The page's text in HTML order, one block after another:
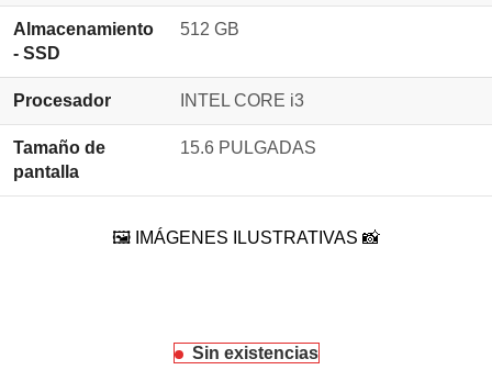
Almacenamiento
- SSD
512 GB
Procesador INTEL CORE i3
Tamaño de
pantalla
15.6 PULGADAS
🖼️ IMÁGENES ILUSTRATIVAS 📸
Sin existencias